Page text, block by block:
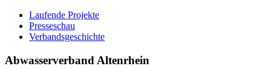
Laufende Projekte
Presseschau
Verbandsgeschichte
Abwasserverband Altenrhein